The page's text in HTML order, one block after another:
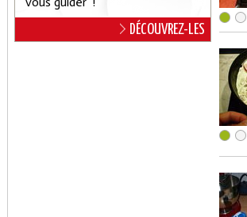
DÉCOUVREZ-LES